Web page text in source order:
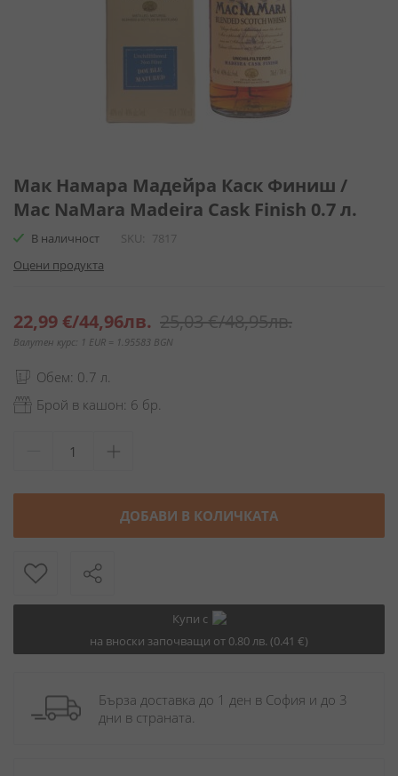
към
на
галерия
снимки
Мак Намара Мадейра Каск Финиш /
Mac NaMara Madeira Cask Finish 0.7 л.
В наличност SKU
7817
Оцени продукта
Специална
цена
22,99 €/44,96лв. 25,03 €/48,95лв.
Валутен курс: 1 EUR = 1.95583 BGN
Обем: 0.7 л.
Брой в кашон: 6 бр.
ДОБАВИ В КОЛИЧКАТА
Купи с
на вноски започващи от 0.80 лв. (0.41 €)
Бърза доставка до 1 ден в София и до 3
дни в страната.